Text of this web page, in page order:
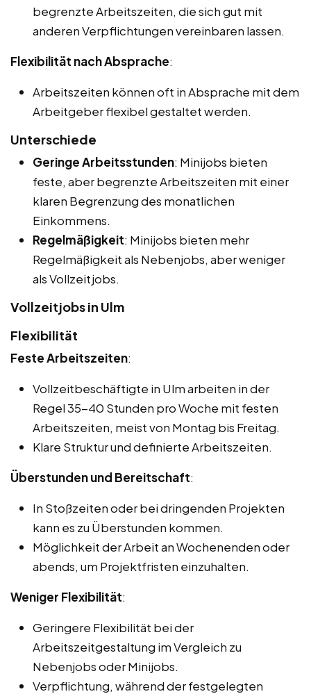
begrenzte Arbeitszeiten, die sich gut mit
anderen Verpflichtungen vereinbaren lassen.
Flexibilität nach Absprache:
Arbeitszeiten können oft in Absprache mit dem
Arbeitgeber flexibel gestaltet werden.
Unterschiede
Geringe Arbeitsstunden: Minijobs bieten
feste, aber begrenzte Arbeitszeiten mit einer
klaren Begrenzung des monatlichen
Einkommens.
Regelmäßigkeit: Minijobs bieten mehr
Regelmäßigkeit als Nebenjobs, aber weniger
als Vollzeitjobs.
Vollzeitjobs in Ulm
Flexibilität
Feste Arbeitszeiten:
Vollzeitbeschäftigte in Ulm arbeiten in der
Regel 35-40 Stunden pro Woche mit festen
Arbeitszeiten, meist von Montag bis Freitag.
Klare Struktur und definierte Arbeitszeiten.
Überstunden und Bereitschaft:
In Stoßzeiten oder bei dringenden Projekten
kann es zu Überstunden kommen.
Möglichkeit der Arbeit an Wochenenden oder
abends, um Projektfristen einzuhalten.
Weniger Flexibilität:
Geringere Flexibilität bei der
Arbeitszeitgestaltung im Vergleich zu
Nebenjobs oder Minijobs.
Verpflichtung, während der festgelegten